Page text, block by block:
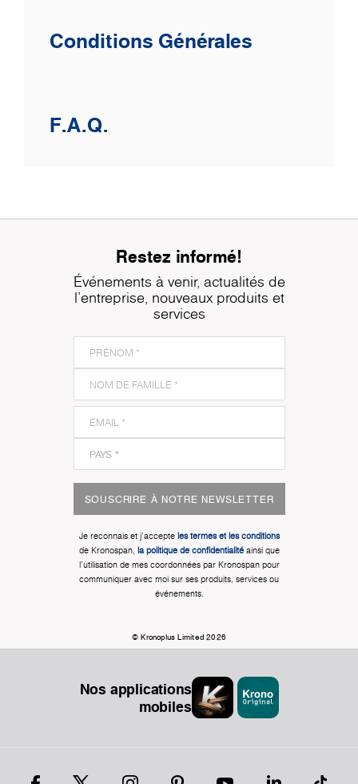
Conditions Générales
F.A.Q.
Restez informé!
Événements à venir, actualités de
l'entreprise, nouveaux produits et
services
SOUSCRIRE À NOTRE NEWSLETTER
Je reconnais et j'accepte les termes et les conditions
de Kronospan, la politique de confidentialitéainsi que
l'utilisation de mes coordonnées par Kronospan pour
communiquer avec moi sur ses produits, services ou
événements.
© Kronoplus Limited 2026
Nos applications
mobiles